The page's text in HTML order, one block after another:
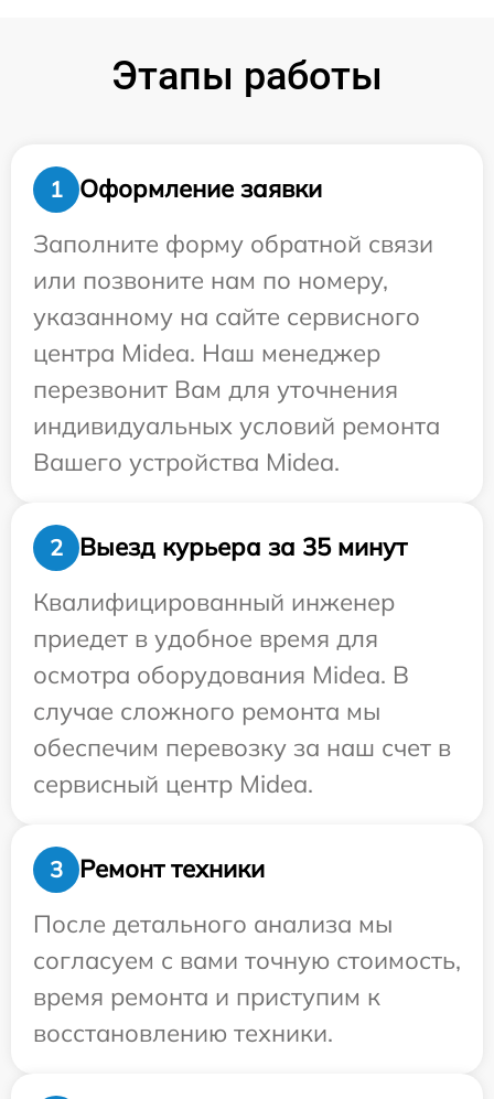
Этапы работы
1
Оформление заявки
Заполните форму обратной связи
или позвоните нам по номеру,
указанному на сайте сервисного
центра Midea. Наш менеджер
перезвонит Вам для уточнения
индивидуальных условий ремонта
Вашего устройства Midea.
2
Выезд курьера за 35 минут
Квалифицированный инженер
приедет в удобное время для
осмотра оборудования Midea. В
случае сложного ремонта мы
обеспечим перевозку за наш счет в
сервисный центр Midea.
3
Ремонт техники
После детального анализа мы
согласуем с вами точную стоимость,
время ремонта и приступим к
восстановлению техники.